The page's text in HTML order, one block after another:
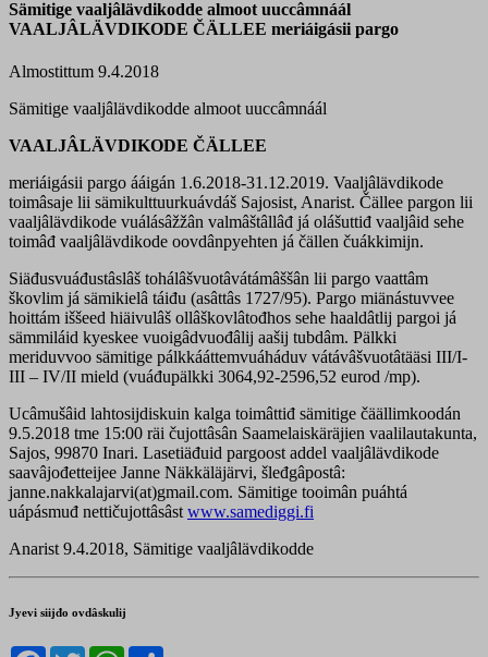
Sämitige vaaljâlävdikodde almoot uuccâmnáál
VAALJÂLÄVDIKODE ČÄLLEE meriáigásii pargo
Almostittum 9.4.2018
Sämitige vaaljâlävdikodde almoot uuccâmnáál
VAALJÂLÄVDIKODE ČÄLLEE
meriáigásii pargo ááigán 1.6.2018-31.12.2019. Vaaljâlävdikode
toimâsaje lii sämikulttuurkuávdáš Sajosist, Anarist. Čällee pargon lii
vaaljâlävdikode vuálásâžžân valmâštâllâđ já olášuttiđ vaaljâid sehe
toimâđ vaaljâlävdikode oovdânpyehten já čällen čuákkimijn.
Siäđusvuáđustâslâš tohálâšvuotâvátámâššân lii pargo vaattâm
škovlim já sämikielâ táiđu (asâttâs 1727/95). Pargo miänástuvvee
hoittám iššeed hiäivulâš ollâškovlâtođhos sehe haaldâtlij pargoi já
sämmiláid kyeskee vuoigâdvuođâlij aašij tubdâm. Pälkki
meriduvvoo sämitige pálkkááttemvuáháduv vátávâšvuotâtääsi III/I-
III – IV/II mield (vuáđupälkki 3064,92-2596,52 eurod /mp).
Ucâmušâid lahtosijdiskuin kalga toimâttiđ sämitige čäällimkoodán
9.5.2018 tme 15:00 räi čujottâsân Saamelaiskäräjien vaalilautakunta,
Sajos, 99870 Inari. Lasetiäđuid pargoost addel vaaljâlävdikode
saavâjođetteijee Janne Näkkäläjärvi, šleđgâpostâ:
janne.nakkalajarvi(at)gmail.com. Sämitige tooimân puáhtá
uápásmuđ nettičujottâsâst www.samediggi.fi
Anarist 9.4.2018, Sämitige vaaljâlävdikodde
Jyevi siijđo ovdâskulij